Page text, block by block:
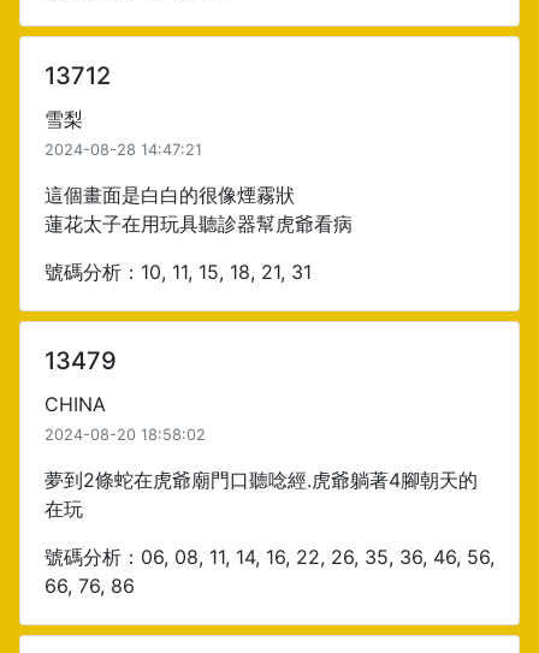
13712
雪梨
2024-08-28 14:47:21
這個畫面是白白的很像煙霧狀
蓮花太子在用玩具聽診器幫虎爺看病
號碼分析：10, 11, 15, 18, 21, 31
13479
CHINA
2024-08-20 18:58:02
夢到2條蛇在虎爺廟門口聽唸經.虎爺躺著4腳朝天的
在玩
號碼分析：06, 08, 11, 14, 16, 22, 26, 35, 36, 46, 56,
66, 76, 86